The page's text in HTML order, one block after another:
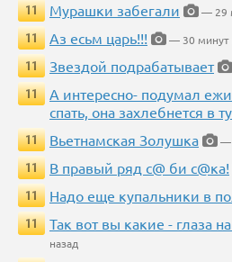
11 Мурашки забегали
— 29
11
Аз есьм царь!!!
— 30 минут
11
Звездой подрабатывает
11
А интересно- подумал
спать, она захлебнется в
11
Вьетнамская Золушка
—
11
В правый ряд с@ би с@ка!
11
Надо еще купальники в
11
Так вот вы какие - глаза
назад